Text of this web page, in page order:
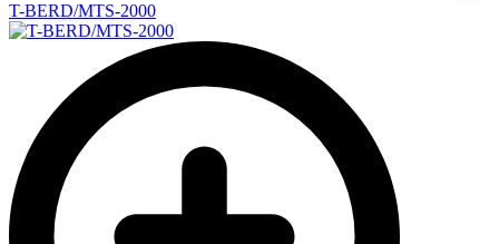
T-BERD/MTS-2000